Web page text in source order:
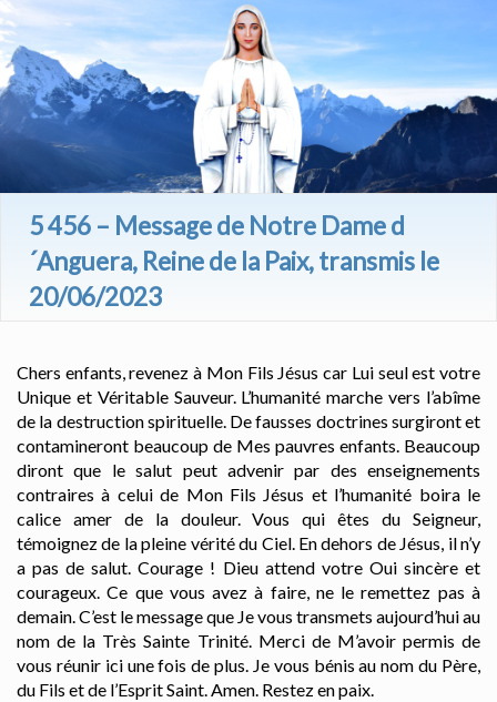
5 456 – Message de Notre Dame d
´Anguera, Reine de la Paix, transmis le
20/06/2023
Chers enfants, revenez à Mon Fils Jésus car Lui seul est votre
Unique et Véritable Sauveur. L’humanité marche vers l’abîme
de la destruction spirituelle. De fausses doctrines surgiront et
contamineront beaucoup de Mes pauvres enfants. Beaucoup
diront que le salut peut advenir par des enseignements
contraires à celui de Mon Fils Jésus et l’humanité boira le
calice amer de la douleur. Vous qui êtes du Seigneur,
témoignez de la pleine vérité du Ciel. En dehors de Jésus, il n’y
a pas de salut. Courage ! Dieu attend votre Oui sincère et
courageux. Ce que vous avez à faire, ne le remettez pas à
demain. C’est le message que Je vous transmets aujourd’hui au
nom de la Très Sainte Trinité. Merci de M’avoir permis de
vous réunir ici une fois de plus. Je vous bénis au nom du Père,
du Fils et de l’Esprit Saint. Amen. Restez en paix.